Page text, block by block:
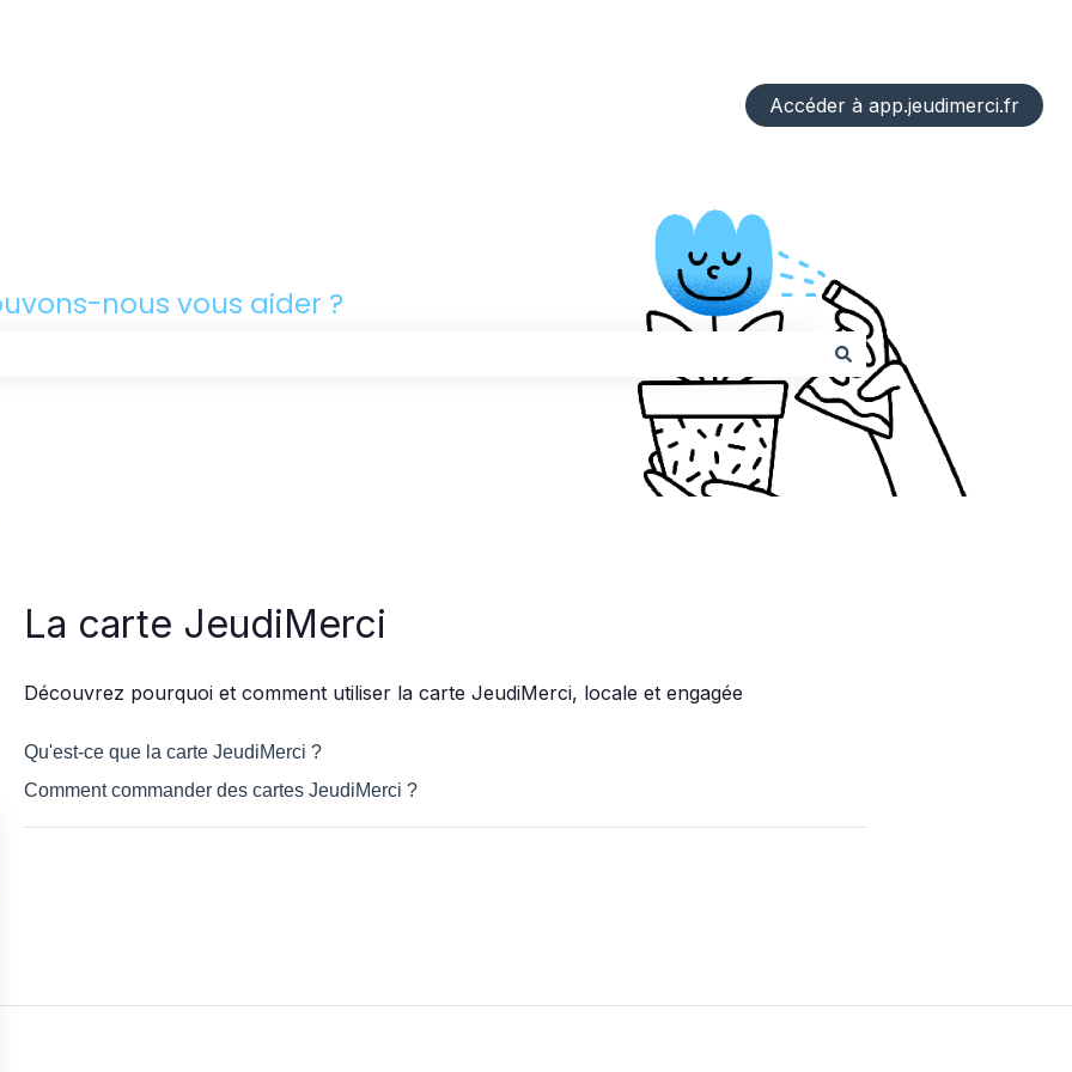
Accéder à app.jeudimerci.fr
nous vous aider ?
La carte JeudiMerci
Découvrez pourquoi et comment utiliser la carte JeudiMerci, locale et engagée
Qu'est-ce que la carte JeudiMerci ?
Comment commander des cartes JeudiMerci ?